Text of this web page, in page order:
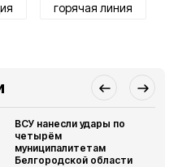
горячая линия
ВСУ нанесли удары по
четырём
муниципалитетам
Белгородской области